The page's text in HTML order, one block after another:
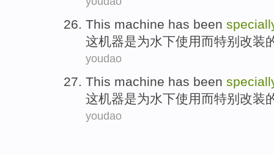
This machine has been
这机器是为水下使用而特别 改装
youdao
This machine has been
这机器是为水下使用而特别 改装
youdao